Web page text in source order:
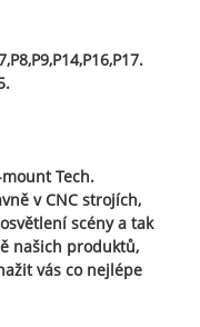
Tech.
v CNC strojích,
scény a tak
našich produktů,
vás co nejlépe